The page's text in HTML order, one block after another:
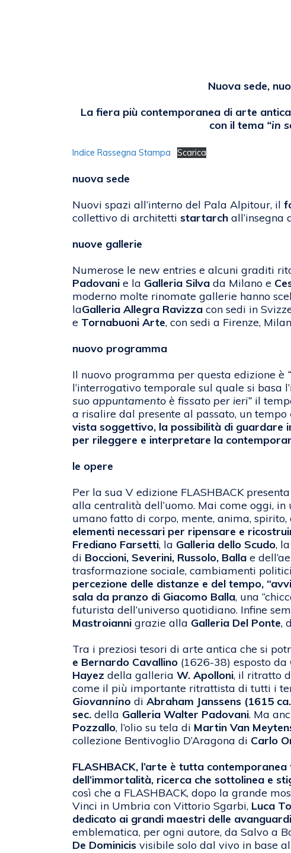
Nuova sede,
La fiera più contemporanea di arte
con il tema “in
Indice Rassegna Stampa Scarica
nuova sede
Nuovi spazi all’interno del Pala Alpitour, il
collettivo di architetti startarch all’insegna
nuove gallerie
Numerose le new entries e alcuni graditi
Padovani e la Galleria Silva da Milano e
moderno molte rinomate gallerie hanno
laGalleria Allegra Ravizza con sedi in
e Tornabuoni Arte, con sedi a Firenze,
nuovo programma
Il nuovo programma per questa edizione è
l’interrogativo temporale sul quale si basa
suo appuntamento è fissato per ieri” il
a risalire dal presente al passato, un tempo
vista soggettivo, la possibilità di guardare
per rileggere e interpretare la
le opere
Per la sua V edizione FLASHBACK
alla centralità dell’uomo. Mai come oggi,
umano fatto di corpo, mente, anima,
elementi necessari per ripensare e
Frediano Farsetti, la Galleria dello Scudo, la
di Boccioni, Severini, Russolo, Balla e
trasformazione sociale, cambiamenti
percezione delle distanze e del tempo,
sala da pranzo di Giacomo Balla, una
futurista dell’universo quotidiano. Infine
Mastroianni grazie alla Galleria Del Ponte,
Tra i preziosi tesori di arte antica che si
e Bernardo Cavallino (1626-38) esposto da
Hayez della galleria W. Apolloni, il ritratto
come il più importante ritrattista di tutti i
Giovannino di Abraham Janssens (1615
sec. della Galleria Walter Padovani. Ma
Pozzallo, l’olio su tela di Martin Van
collezione Bentivoglio D’Aragona di Carlo
FLASHBACK, l’arte è tutta
dell’immortalità, ricerca che sottolinea e
così che a FLASHBACK, dopo la grande
Vinci in Umbria con Vittorio Sgarbi, Luca
dedicato ai grandi maestri delle
emblematica, per ogni autore, da Salvo a
De Dominicis visibile solo dal vivo in base